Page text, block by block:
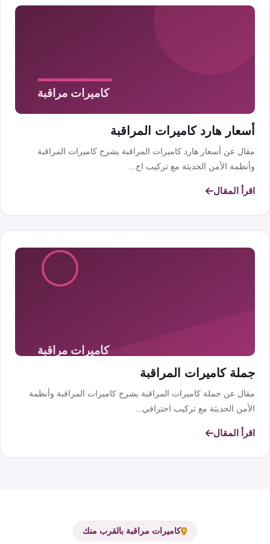
أسعار هارد كاميرات المراقبة
مقال عن أسعار هارد كاميرات المراقبة يشرح كاميرات المراقبة
وأنظمة الأمن الحديثة مع تركيب اح...
اقرأ المقال
جملة كاميرات المراقبة
مقال عن جملة كاميرات المراقبة يشرح كاميرات المراقبة وأنظمة
الأمن الحديثة مع تركيب احترافي...
اقرأ المقال
كاميرات مراقبة بالقرب منك